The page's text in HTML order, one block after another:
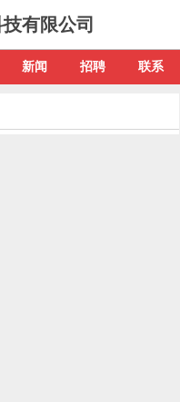
有限公司
新闻 招聘 联系